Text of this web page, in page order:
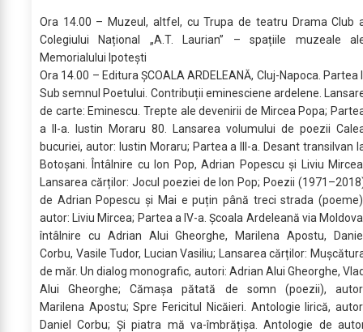
Ora 14.00 – Muzeul, altfel, cu Trupa de teatru Drama Club
Colegiului Național „A.T. Laurian” – spațiile muzeale
Memorialului Ipotești
Ora 14.00 – Editura ȘCOALA ARDELEANĂ, Cluj-Napoca. Partea
Sub semnul Poetului. Contribuții eminesciene ardelene.
de carte: Eminescu. Trepte ale devenirii de Mircea Popa;
a II-a. Iustin Moraru 80. Lansarea volumului de poezii
bucuriei, autor: Iustin Moraru; Partea a III-a. Desant transilvan
Botoșani. Întâlnire cu Ion Pop, Adrian Popescu și Liviu
Lansarea cărților: Jocul poeziei de Ion Pop; Poezii
de Adrian Popescu și Mai e puțin până treci strada
autor: Liviu Mircea; Partea a IV-a. Școala Ardeleană via
întâlnire cu Adrian Alui Gheorghe, Marilena Apostu,
Corbu, Vasile Tudor, Lucian Vasiliu; Lansarea cărților:
de măr. Un dialog monografic, autori: Adrian Alui Gheorghe,
Alui Gheorghe; Cămașa pătată de somn (poezii),
Marilena Apostu; Spre Fericitul Nicăieri. Antologie lirică,
Daniel Corbu; Și piatra mă va-îmbrățișa. Antologie de